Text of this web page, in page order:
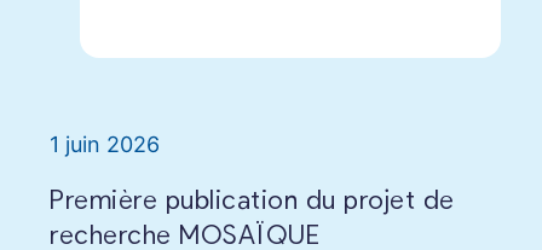
1 juin 2026
Première publication du projet de
recherche MOSAÏQUE